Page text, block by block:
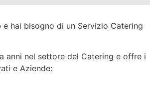
e hai bisogno di un Servizio Catering
anni nel settore del Catering e offre i
e Aziende: